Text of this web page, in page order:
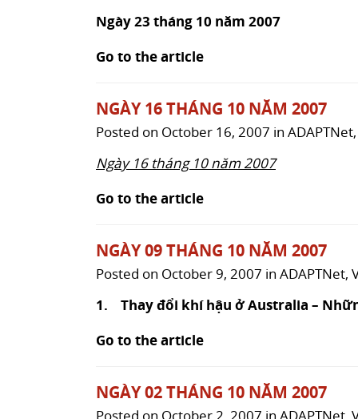
Ngày 23 tháng 10 năm 2007
Go to the article
NGÀY 16 THÁNG 10 NĂM 2007
Posted on October 16, 2007 in ADAPTNet
Ngày 16 tháng 10 năm 2007
Go to the article
NGÀY 09 THÁNG 10 NĂM 2007
Posted on October 9, 2007 in ADAPTNet,
1. Thay đổi khí hậu ở Australia –
Go to the article
NGÀY 02 THÁNG 10 NĂM 2007
Posted on October 2, 2007 in ADAPTNet,